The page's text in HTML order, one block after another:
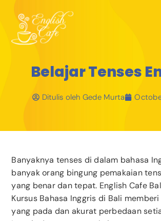
Belajar Tenses
Ditulis oleh Gede Murta
Banyaknya tenses di dalam bahasa
banyak orang bingung pemakaian
yang benar dan tepat. English Cafe
Kursus Bahasa Inggris di Bali
yang pada dan akurat perbedaan